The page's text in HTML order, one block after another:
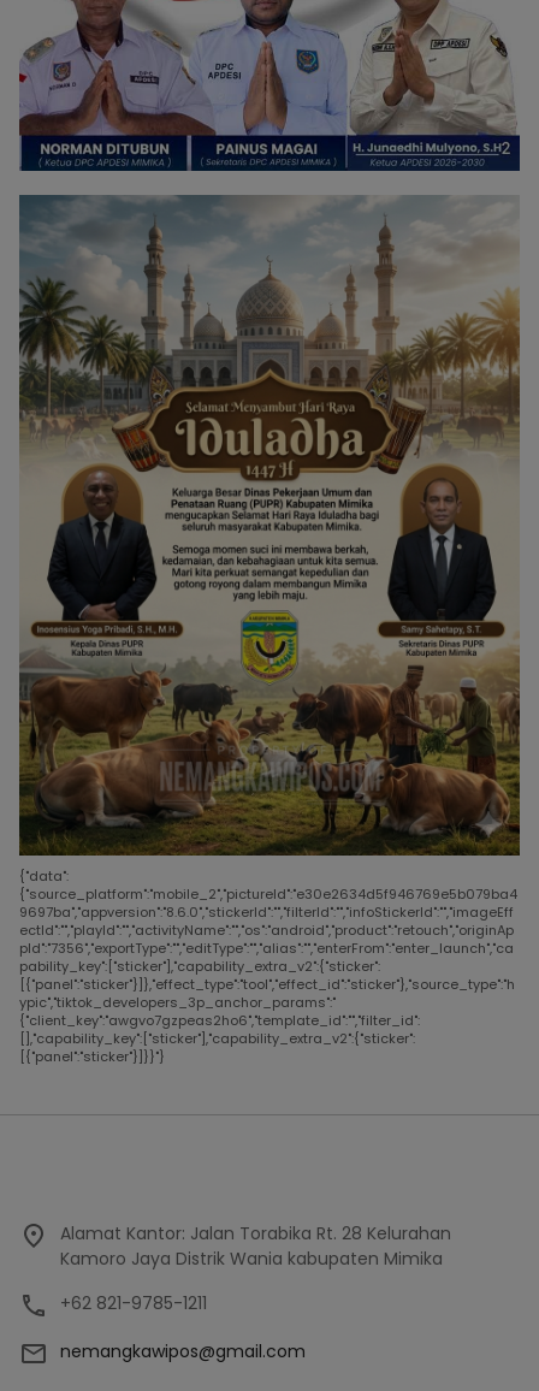
{"data":
{"source_platform":"mobile_2","pictureId":"e30e2634d5f946769e5b079ba4
9697ba","appversion":"8.6.0","stickerId":"","filterId":"","infoStickerId":"","imageEff
ectId":"","playId":"","activityName":"","os":"android","product":"retouch","originAp
pId":"7356","exportType":"","editType":"","alias":"","enterFrom":"enter_launch","ca
pability_key":["sticker"],"capability_extra_v2":{"sticker":
[{"panel":"sticker"}]},"effect_type":"tool","effect_id":"sticker"},"source_type":"h
ypic","tiktok_developers_3p_anchor_params":"
{"client_key":"awgvo7gzpeas2ho6","template_id":"","filter_id":
[],"capability_key":["sticker"],"capability_extra_v2":{"sticker":
[{"panel":"sticker"}]}}"}
Alamat Kantor: Jalan Torabika Rt. 28 Kelurahan
Kamoro Jaya Distrik Wania kabupaten Mimika
+62 821-9785-1211
nemangkawipos@gmail.com